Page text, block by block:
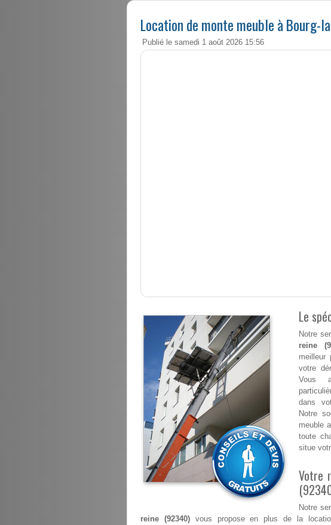
Location de monte meuble à Bourg-
Publié le samedi 1 août 2026 15:56
Le
Notre
reine
meilleur
votre
Vous
dans
Notre
meuble
toute
situe
Votre
Notre
reine (92340)vous propose en plus de la